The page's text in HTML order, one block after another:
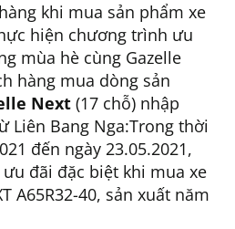
khi mua sản phẩm xe
hiện chương trình ưu
mùa hè cùng Gazelle
hàng mua dòng sản
Next (17 chỗ) nhập
Liên Bang Nga:Trong thời
đến ngày 23.05.2021,
đãi đặc biệt khi mua xe
A65R32-40, sản xuất năm